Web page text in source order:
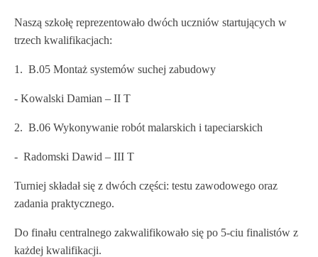
Naszą szkołę reprezentowało dwóch uczniów startujących w
trzech kwalifikacjach:
1. B.05 Montaż systemów suchej zabudowy
- Kowalski Damian – II T
2. B.06 Wykonywanie robót malarskich i tapeciarskich
- Radomski Dawid – III T
Turniej składał się z dwóch części: testu zawodowego oraz
zadania praktycznego.
Do finału centralnego zakwalifikowało się po 5-ciu finalistów z
każdej kwalifikacji.